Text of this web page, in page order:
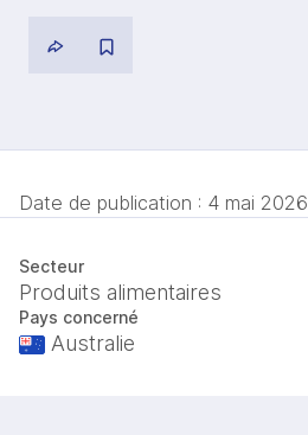
Date de publication : 4 mai 2026
Secteur
Produits alimentaires
Pays concerné
Australie